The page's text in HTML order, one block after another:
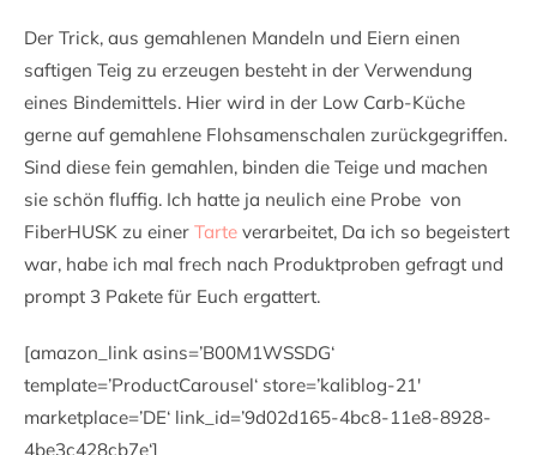
Der Trick, aus gemahlenen Mandeln und Eiern einen
saftigen Teig zu erzeugen besteht in der Verwendung
eines Bindemittels. Hier wird in der Low Carb-Küche
gerne auf gemahlene Flohsamenschalen zurückgegriffen.
Sind diese fein gemahlen, binden die Teige und machen
sie schön fluffig. Ich hatte ja neulich eine Probe von
FiberHUSK zu einer Tarte verarbeitet, Da ich so begeistert
war, habe ich mal frech nach Produktproben gefragt und
prompt 3 Pakete für Euch ergattert.
[amazon_link asins=’B00M1WSSDG‘
template=’ProductCarousel‘ store=’kaliblog-21′
marketplace=’DE‘ link_id=’9d02d165-4bc8-11e8-8928-
4be3c428cb7e‘]